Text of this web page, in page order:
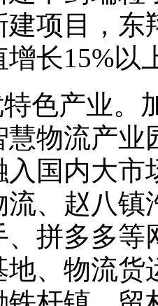
建项目，
长15%以
色产业。
慧物流产
国内大市
流、赵八镇
、拼多多等
地、物流货